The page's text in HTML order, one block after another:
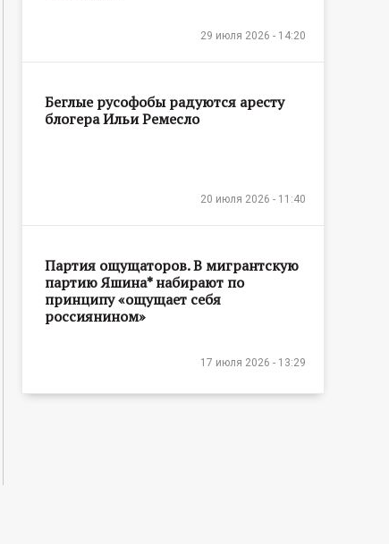
29 июля 2026 - 14:20
Беглые русофобы радуются аресту
блогера Ильи Ремесло
20 июля 2026 - 11:40
Партия ощущаторов. В мигрантскую
партию Яшина* набирают по
принципу «ощущает себя
россиянином»
17 июля 2026 - 13:29